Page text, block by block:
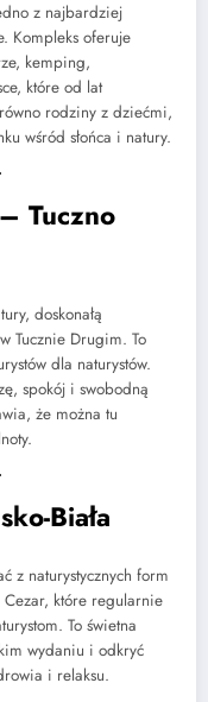
z najbardziej
Kompleks oferuje
kemping,
które od lat
rodziny z dziećmi,
wśród słońca i natury.
Tuczno
doskonałą
Tucznie Drugim. To
dla naturystów.
spokój i swobodną
że można tu
Biała
z naturystycznych form
Cezar, które regularnie
To świetna
wydaniu i odkryć
i relaksu.